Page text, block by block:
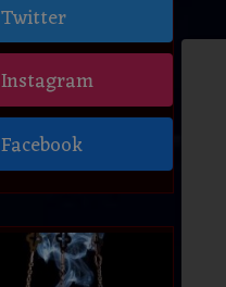
Twitter
Instagram
Facebook